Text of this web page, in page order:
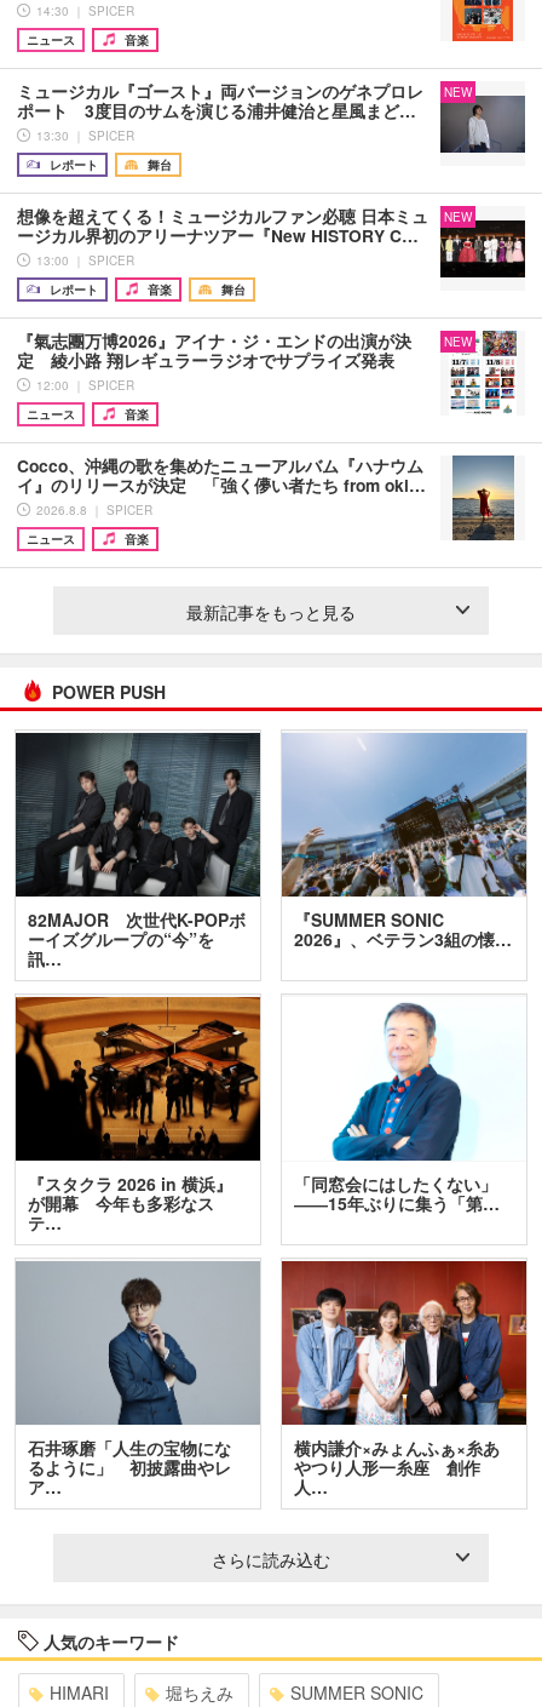
14:30 ｜ SPICER
ニュース
音楽
ミュージカル『ゴースト』両バージョンのゲネプロレ
ポート 3度目のサムを演じる浦井健治と星風まど…
13:30 ｜ SPICER
レポート
舞台
NEW
想像を超えてくる！ミュージカルファン必聴 日本ミュ
ージカル界初のアリーナツアー『New HISTORY C…
13:00 ｜ SPICER
レポート
音楽 舞台
NEW
『氣志團万博2026』アイナ・ジ・エンドの出演が決
定 綾小路 翔レギュラーラジオでサプライズ発表
12:00 ｜ SPICER
ニュース
音楽
NEW
Cocco、沖縄の歌を集めたニューアルバム『ハナウム
イ』のリリースが決定 「強く儚い者たち from oki…
2026.8.8 ｜ SPICER
ニュース
音楽
最新記事をもっと見る
POWER PUSH
82MAJOR 次世代K-POPボ
ーイズグループの“今”を
訊…
『SUMMER SONIC
2026』、ベテラン3組の懐…
『スタクラ 2026 in 横浜』
が開幕 今年も多彩なス
テ…
「同窓会にはしたくない」
――15年ぶりに集う「第…
石井琢磨「人生の宝物にな
るように」 初披露曲やレ
ア…
横内謙介×みょんふぁ×糸あ
やつり人形一糸座 創作
人…
さらに読み込む
人気のキーワード
HIMARI 堀ちえみ SUMMER SONIC